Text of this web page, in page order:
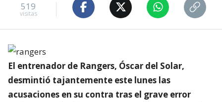
519
visitas
El entrenador de Rangers, Óscar del Solar,
desmintió tajantemente este lunes las
acusaciones en su contra tras el grave error